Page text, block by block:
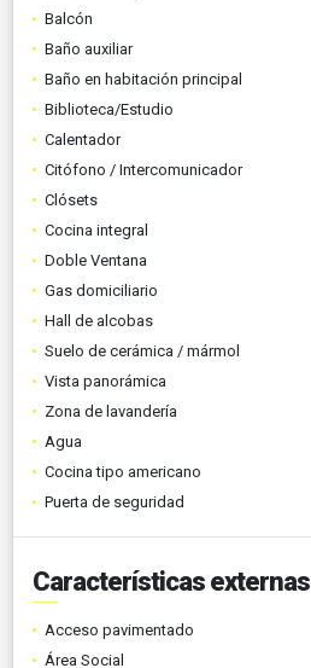
Balcón
Baño auxiliar
Baño en habitación principal
Biblioteca/Estudio
Calentador
Citófono / Intercomunicador
Clósets
Cocina integral
Doble Ventana
Gas domiciliario
Hall de alcobas
Suelo de cerámica / mármol
Vista panorámica
Zona de lavandería
Agua
Cocina tipo americano
Puerta de seguridad
Características externas
Acceso pavimentado
Área Social